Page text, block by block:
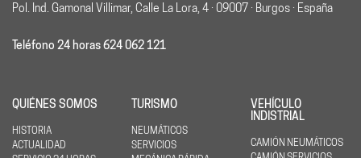
Pol. Ind. Gamonal Villimar, Calle La Lora, 4 · 09007 · Burgos · España
Teléfono 24 horas 624 062 121
QUIÉNES SOMOS
HISTORIA
ACTUALIDAD
TURISMO
NEUMÁTICOS
SERVICIOS
VEHÍCULO
INDISTRIAL
CAMIÓN NEUMÁTICOS